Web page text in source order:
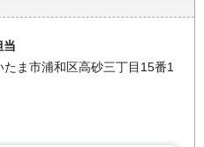
当
ま市浦和区高砂三丁目15番1